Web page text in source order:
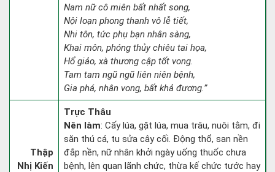
Nam nữ cô miên bất nhất song,
Nội loạn phong thanh vô lễ tiết,
Nhi tôn, tức phụ bạn nhân sàng,
Khai môn, phóng thủy chiêu tai họa,
Hổ giảo, xà thương cập tốt vong.
Tam tam ngũ ngũ liên niên bệnh,
Gia phá, nhân vong, bất khả đương.”
Thập
Nhị Kiến
Trực Thâu
Nên làm: Cấy lúa, gặt lúa, mua trâu, nuôi tằm, đi
săn thú cá, tu sửa cây cối. Động thổ, san nền
đắp nền, nữ nhân khởi ngày uống thuốc chưa
bệnh, lên quan lãnh chức, thừa kế chức tước hay